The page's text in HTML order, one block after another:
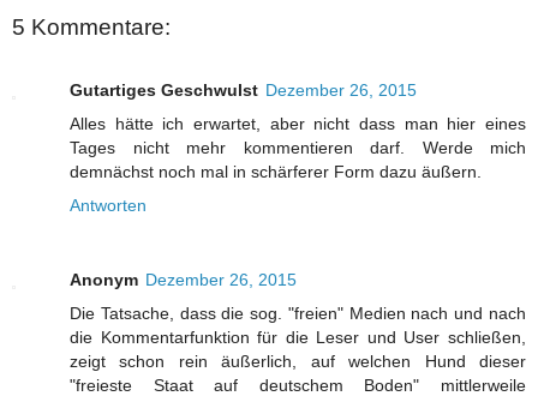
5 Kommentare:
Gutartiges Geschwulst Dezember 26, 2015
Alles hätte ich erwartet, aber nicht dass man hier eines
Tages nicht mehr kommentieren darf. Werde mich
demnächst noch mal in schärferer Form dazu äußern.
Antworten
Anonym Dezember 26, 2015
Die Tatsache, dass die sog. "freien" Medien nach und nach
die Kommentarfunktion für die Leser und User schließen,
zeigt schon rein äußerlich, auf welchen Hund dieser
"freieste Staat auf deutschem Boden" mittlerweile